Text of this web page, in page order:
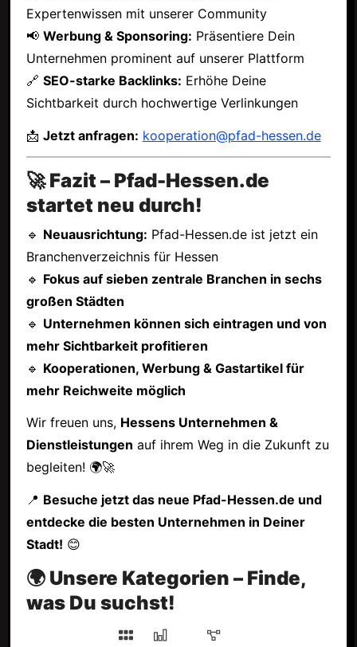
Expertenwissen mit unserer Community
📢 Werbung & Sponsoring: Präsentiere Dein
Unternehmen prominent auf unserer Plattform
🔗 SEO-starke Backlinks: Erhöhe Deine
Sichtbarkeit durch hochwertige Verlinkungen
📩 Jetzt anfragen: kooperation@pfad-hessen.de
🚀 Fazit – Pfad-Hessen.de
startet neu durch!
🔹 Neuausrichtung: Pfad-Hessen.de ist jetzt ein
Branchenverzeichnis für Hessen
🔹 Fokus auf sieben zentrale Branchen in sechs
großen Städten
🔹 Unternehmen können sich eintragen und von
mehr Sichtbarkeit profitieren
🔹 Kooperationen, Werbung & Gastartikel für
mehr Reichweite möglich
Wir freuen uns, Hessens Unternehmen &
Dienstleistungen auf ihrem Weg in die Zukunft zu
begleiten! 🌍🚀
📍 Besuche jetzt das neue Pfad-Hessen.de und
entdecke die besten Unternehmen in Deiner
Stadt! 😊
🌍 Unsere Kategorien – Finde,
was Du suchst!